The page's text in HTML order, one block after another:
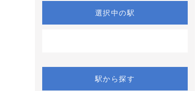
選択中の駅
駅から探す